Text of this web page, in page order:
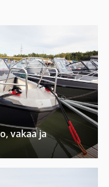
vakaa ja